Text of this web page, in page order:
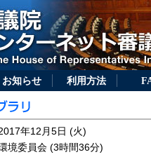
お知らせ 利用方法
年12月5日 (火)
境委員会 (3時間36分)